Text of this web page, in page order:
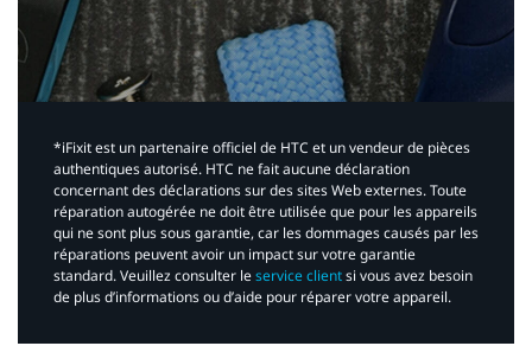
*iFixit est un partenaire officiel de HTC et un vendeur de pièces
authentiques autorisé. HTC ne fait aucune déclaration
concernant des déclarations sur des sites Web externes. Toute
réparation autogérée ne doit être utilisée que pour les appareils
qui ne sont plus sous garantie, car les dommages causés par les
réparations peuvent avoir un impact sur votre garantie
standard. Veuillez consulter leservice clientsi vous avez besoin
de plus d’informations ou d’aide pour réparer votre appareil.​